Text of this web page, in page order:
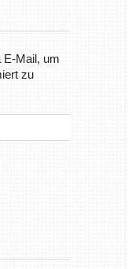
E-Mail, um
zu